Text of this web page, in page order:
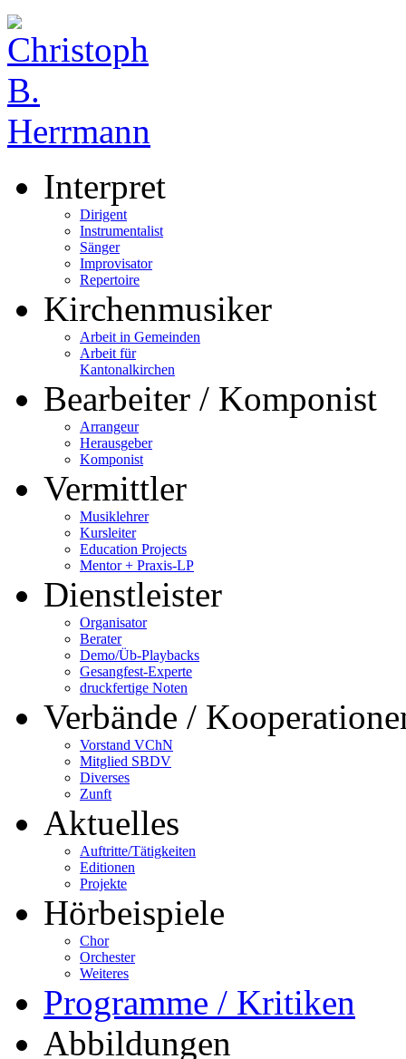
Interpret
Dirigent
Instrumentalist
Sänger
Improvisator
Repertoire
Kirchenmusiker
Arbeit in Gemeinden
Arbeit für
Kantonalkirchen
Bearbeiter / Komponist
Arrangeur
Herausgeber
Komponist
Vermittler
Musiklehrer
Kursleiter
Education Projects
Mentor + Praxis-LP
Dienstleister
Organisator
Berater
Demo/Üb-Playbacks
Gesangfest-Experte
druckfertige Noten
Verbände /
Vorstand VChN
Mitglied SBDV
Diverses
Zunft
Aktuelles
Auftritte/Tätigkeiten
Editionen
Projekte
Hörbeispiele
Chor
Orchester
Weiteres
Programme / Kritiken
Abbildungen